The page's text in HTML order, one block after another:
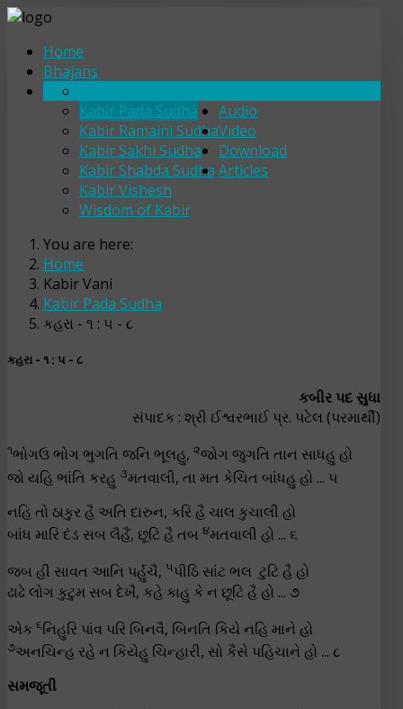
Home
Bhajans
Kabir Pada Sudha
Kabir Ramaini Sudha
Kabir Sakhi Sudha
Kabir Shabda Sudha
Kabir Vishesh
Wisdom of Kabir
Audio
Video
Download
Articles
You are here:
Home
Kabir Vani
Kabir Pada Sudha
કહરા - ૧ : ૫ - ૮
કહરા - ૧ : ૫ - ૮
કબીર પદ સુધા
સંપાદક : શ્રી ઈશ્વરભાઈ પ્ર. પટેલ (પરમાર્થી)
૧ભોગઉ ભોગ ભુગતિ જનિ ભૂલહુ, ૨જોગ જુગતિ તાન સાધહુ હો
જો યહિ ભાંતિ કરહુ ૩મતવાલી, તા મત કેચિત બાંધહુ હો ... ૫
નહિ તો ઠાકુર હૈ અતિ દારુન, કરિ હૈ ચાલ કુચાલી હો
બાંધ મારિ દંડ સબ લૈહૈં, છૂટિ હૈ તબ ૪મતવાલી હો ... ૬
જબ હી સાવત આનિ પર્હુચૈ, ૫પીઠિ સાંટ ભલ ટુટિ હૈ હો
ઢાઢે લોગ કુટુમ સબ દેખૈ, કહે કાહુ કે ન છૂટિ હૈ હો ... ૭
એક ૬નિહુરિ પાંવ પરિ બિનવૈ, બિનતિ કિયે નહિ માને હો
૭અનચિન્હ રહે ન કિયેહુ ચિન્હારી, સો કૈસે પહિચાને હો ... ૮
સમજૂતી